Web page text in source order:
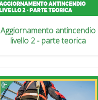
Aggiornamento antincendio
livello 2 - parte teorica